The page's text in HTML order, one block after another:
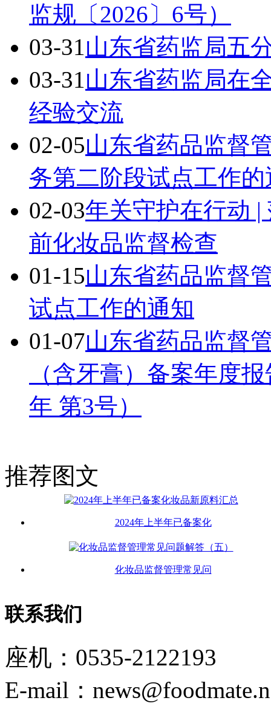
监规〔2026〕6号）
03-31山东省药监局五
03-31山东省药监局在
经验交流
02-05山东省药品监督
务第二阶段试点工作的
02-03年关守护在行动
前化妆品监督检查
01-15山东省药品监督
试点工作的通知
01-07山东省药品监督
（含牙膏）备案年度
年 第3号）
推荐图文
2024年上半年已备案化
化妆品监督管理常见问
联系我们
座机：0535-2122193
E-mail：